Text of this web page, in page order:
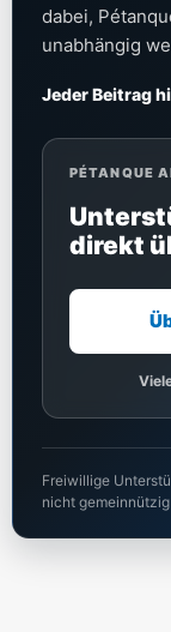
dabei,
unabhängig
Jeder Beitrag
PÉTANQUE
direkt
Freiwillige
nicht